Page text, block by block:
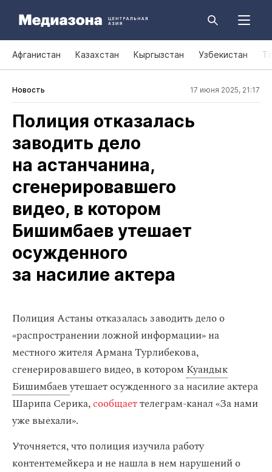
Афганистан Казахстан Кыргызстан Узбекистан
Новость 17 июня 2025, 21:17
Полиция отказалась
заводить дело
на астанчанина,
сгенерировавшего
видео, в котором
Бишимбаев утешает
осужденного
за насилие актера
Полиция Астаны отказалась заводить дело о
«распространении ложной информации» на
местного жителя Армана Турлибекова,
сгенерировавшего видео, в котором Куандык
Бишимбаевутешает осужденного за насилие актера
Шарипа Серика,сообщаеттелеграм-канал «За нами
уже выехали».
Уточняется, что полиция изучила работу
контентемейкера и не нашла в нем нарушений о